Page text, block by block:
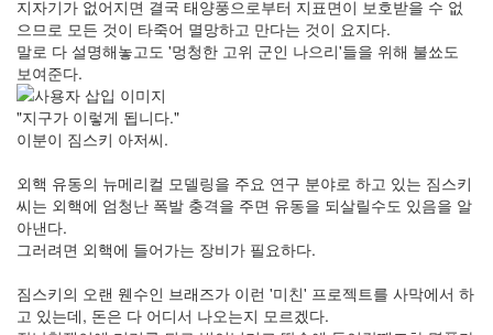
지자기가 없어지면 결국 태양풍으로부터 지표면이 보호받을 수 없
으므로 모든 것이 타죽어 멸망하고 만다는 것이 요지다.
말로 다 설명해놓고도 '멍청한 고위 군인 나으리'들을 위해 불쑈도
보여준다.
"지구가 이렇게 됩니다."
이분이 짐스키 아저씨.
외핵 유동의 뉴메리컬 모델링을 주요 연구 분야로 하고 있는 짐스키
씨는 외핵에 엄청난 폭발 충격을 주면 유동을 되살릴수도 있음을 알
아낸다.
그러려면 외핵에 들어가는 장비가 필요하다.
짐스키의 오랜 웬수인 브래즈가 이런 '미친' 프로젝트를 사막에서 하
고 있는데, 돈은 다 어디서 나오는지 모르겠다.